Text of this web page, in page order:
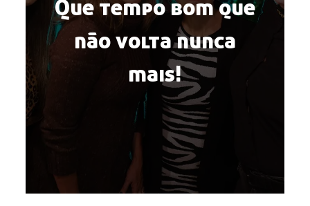
Que tempo bom que
não volta nunca
mais!